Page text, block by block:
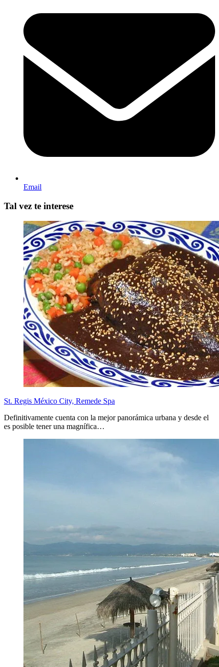
Email
Tal vez te interese
St. Regis México City, Remede Spa
Definitivamente cuenta con la mejor panorámica urbana y desde el
es posible tener una magnífica…